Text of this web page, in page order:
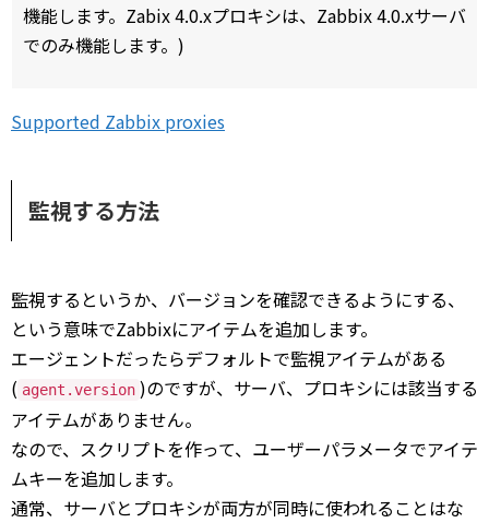
機能します。Zabix 4.0.xプロキシは、Zabbix 4.0.xサーバ
でのみ機能します。)
Supported Zabbix proxies
監視する方法
監視するというか、バージョンを確認できるようにする、
という意味でZabbixにアイテムを追加します。
エージェントだったらデフォルトで監視アイテムがある
( agent.version )のですが、サーバ、プロキシには該当する
アイテムがありません。
なので、スクリプトを作って、ユーザーパラメータでアイテ
ムキーを追加します。
通常、サーバとプロキシが両方が同時に使われることはな